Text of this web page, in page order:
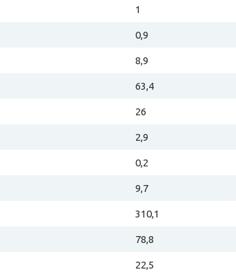
1
0,9
8,9
63,4
26
2,9
0,2
9,7
310,1
78,8
22,5